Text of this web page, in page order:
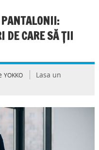
PANTALONII:
DE CARE SĂ ȚII
YOKKO
Lasa un